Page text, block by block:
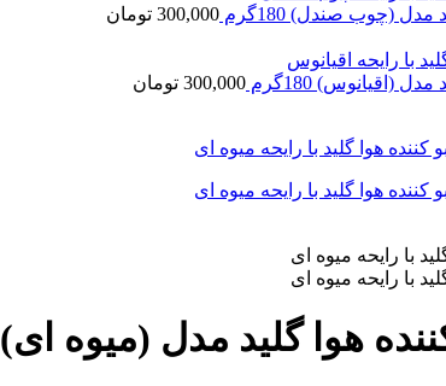
(چوب صندل) 180گرم 300,000 تومان
(اقیانوس) 180گرم 300,000 تومان
هوا گلید مدل (میوه ای) 180گرم